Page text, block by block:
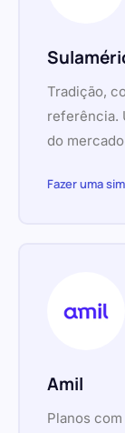
Tradição,
referência.
do
Fazer uma
Amil
Planos